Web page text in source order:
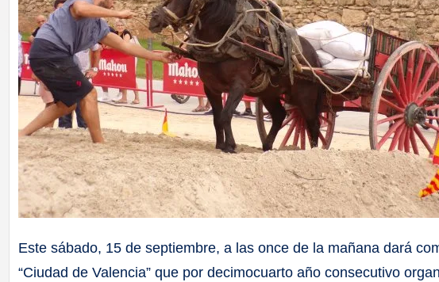
Este sábado, 15 de septiembre, a las once de la mañana dará
“Ciudad de Valencia” que por decimocuarto año consecutivo